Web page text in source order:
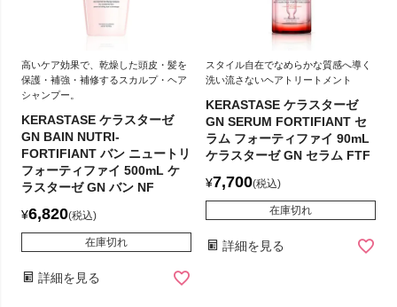
高いケア効果で、乾燥した頭皮・髪を
保護・補強・補修するスカルプ・ヘア
シャンプー。
KERASTASE ケラスターゼ
GN BAIN NUTRI-
FORTIFIANT バン ニュートリ
フォーティファイ 500mL ケ
ラスターゼ GN バン NF
¥6,820 税込
在庫切れ
詳細を見る
スタイル自在でなめらかな質感へ導く
洗い流さないヘアトリートメント
KERASTASE ケラスターゼ
GN SERUM FORTIFIANT セ
ラム フォーティファイ 90mL
ケラスターゼ GN セラム FTF
¥7,700 税込
在庫切れ
詳細を見る